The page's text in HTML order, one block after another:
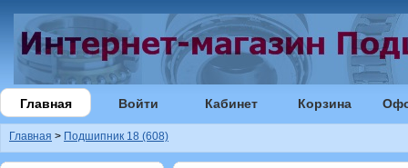
Главная Войти Кабинет Корзина
Главная > Подшипник 18 (608)